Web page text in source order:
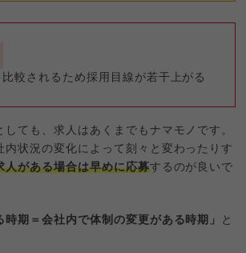
較されるため採用目線が若干上がる
ても、求人はあくまでもナマモノです。
内状況の変化によって刻々と変わったりす
人がある場合は早めに応募するのが良いで
時期＝会社内で体制の変更がある時期」
と